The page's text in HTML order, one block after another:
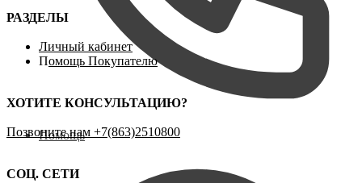
Помощь
РАЗДЕЛЫ
Личный кабинет
Помощь Покупателю
ХОТИТЕ КОНСУЛЬТАЦИЮ?
Позвоните нам ‪+7(863)2510800
СОЦ. СЕТИ